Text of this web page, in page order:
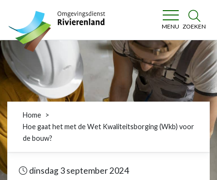
Omgevingsdienst Rivierenland
MENU ZOEKEN
Home
Hoe gaat het met de Wet Kwaliteitsborging (Wkb) voor
de bouw?
dinsdag 3 september 2024